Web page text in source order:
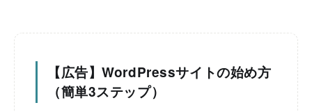
【広告】WordPressサイトの始め方
（簡単3ステップ）